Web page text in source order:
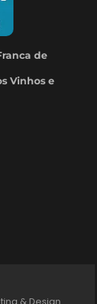
de
Vinhos e
& Design